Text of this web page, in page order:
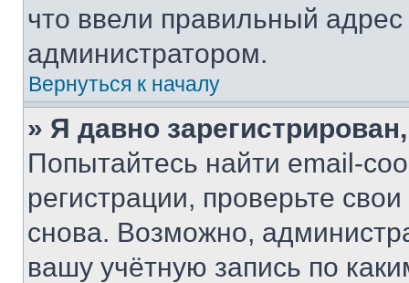
что ввели правильный адрес
администратором.
Вернуться к началу
» Я давно
Попытайтесь найти email-
регистрации, проверьте
снова. Возможно,
вашу учётную запись по